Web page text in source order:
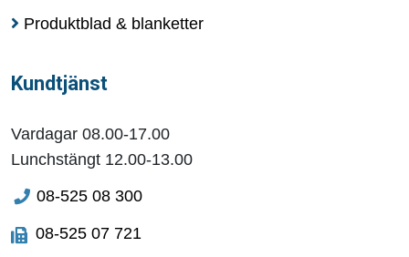
Produktblad & blanketter
Kundtjänst
Vardagar 08.00-17.00
Lunchstängt 12.00-13.00
08-525 08 300
08-525 07 721